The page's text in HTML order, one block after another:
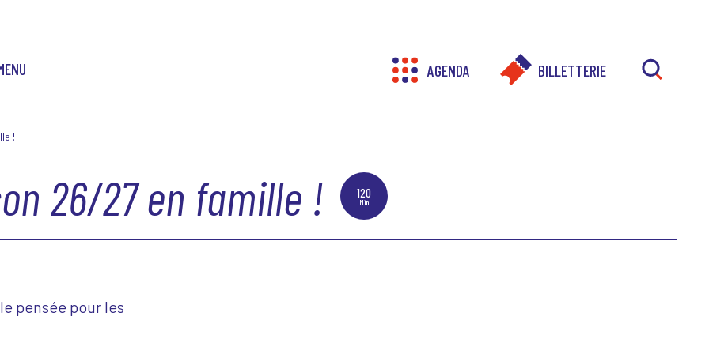
AGENDA BILLETTERIE
!
26/27 en famille ! 120
Min
pensée pour les